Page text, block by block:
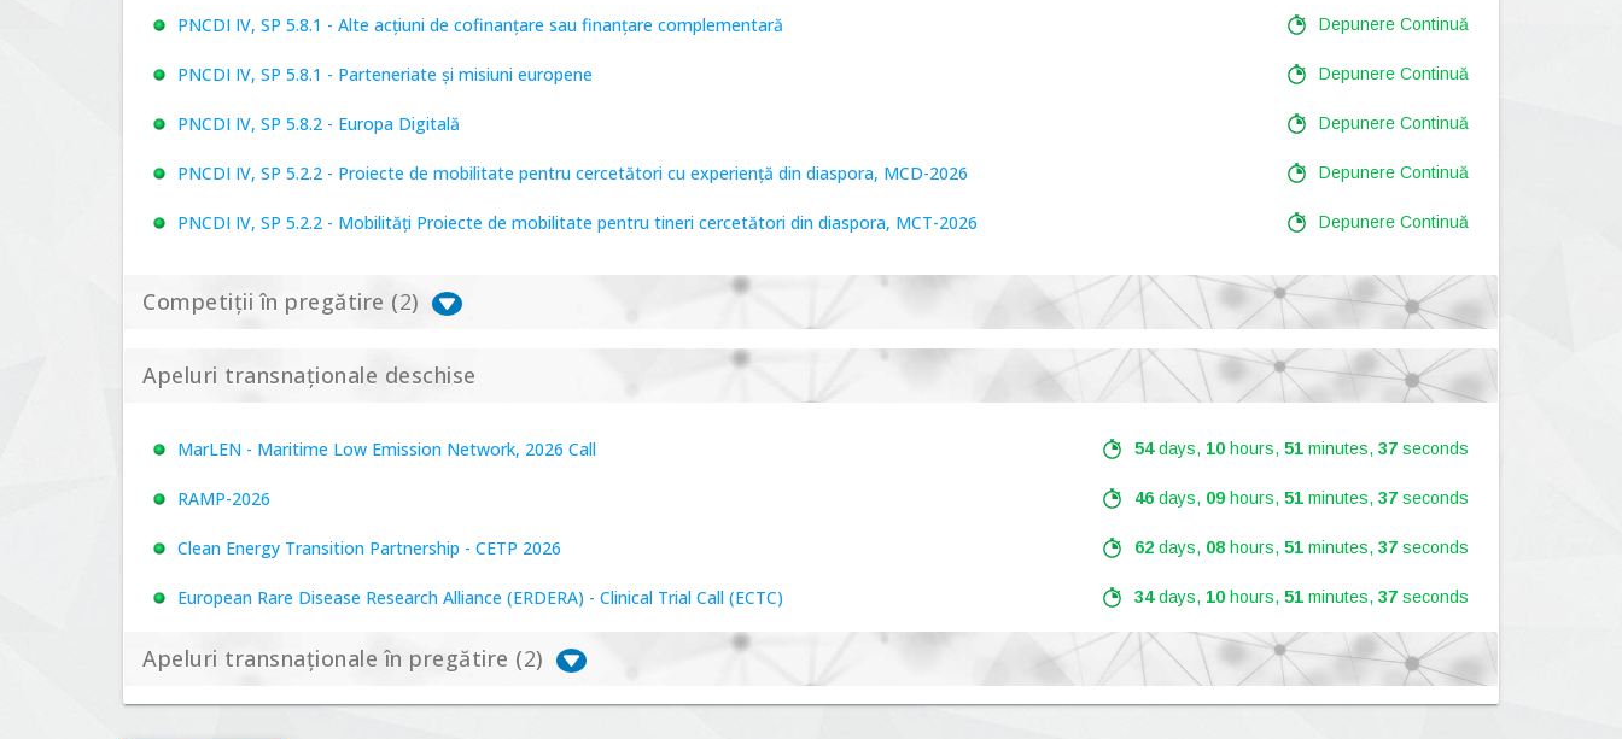
PNCDI IV, SP 5.8.1 - Alte acțiuni de cofinanțare sau finanțare complementară Depunere Continuă
PNCDI IV, SP 5.8.1 - Parteneriate și misiuni europene Depunere Continuă
PNCDI IV, SP 5.8.2 - Europa Digitală Depunere Continuă
PNCDI IV, SP 5.2.2 - Proiecte de mobilitate pentru cercetători cu experiență din diaspora, MCD-2026 Depunere Continuă
PNCDI IV, SP 5.2.2 - Mobilități Proiecte de mobilitate pentru tineri cercetători din diaspora, MCT-2026 Depunere Continuă
Competiții în pregătire (2)
PNCDI IV, P 5.1 - Proiecte Complexe de Cercetare de Frontieră, PCCF-2024
Apeluri transnaționale deschise
MarLEN - Maritime Low Emission Network, 2026 Call 54days, 10hours, 51minutes, 36seconds
RAMP-2026 46days, 09hours, 51minutes, 36seconds
Clean Energy Transition Partnership - CETP 2026 62days, 08hours, 51minutes, 36seconds
European Rare Disease Research Alliance (ERDERA) - Clinical Trial Call (ECTC) 34days, 10hours, 51minutes, 36seconds
Apeluri transnaționale în pregătire (2)